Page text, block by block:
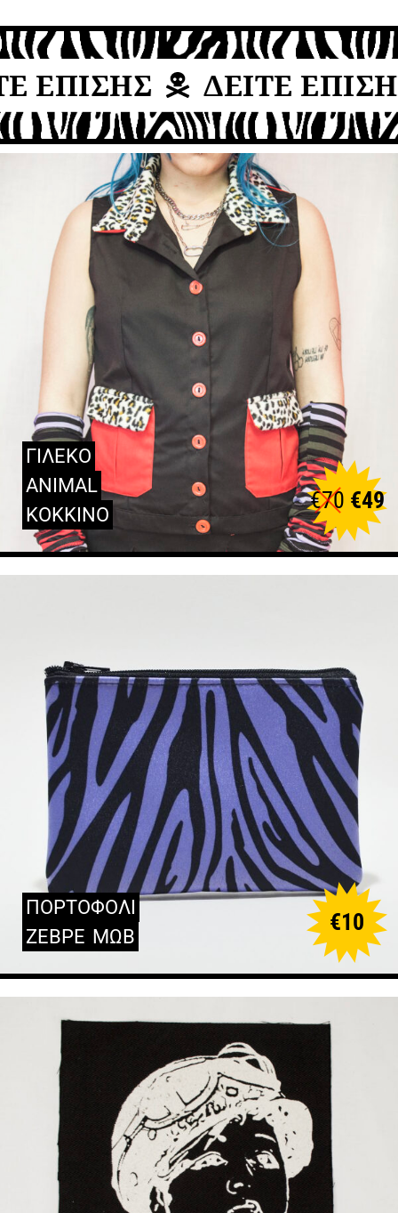
ΕΠΙΣΗΣ ΔΕΙΤΕ
ΓΙΛΕΚΟ
ANIMAL
ΚΟΚΚΙΝΟ
€70 €49
ΠΟΡΤΟΦΟΛΙ
ΖΕΒΡΕ ΜΩΒ
€10